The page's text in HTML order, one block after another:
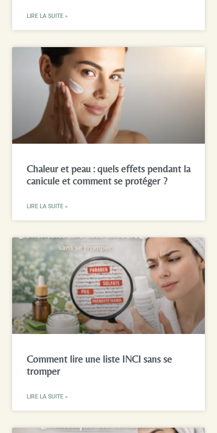
LIRE LA SUITE »
Chaleur et peau : quels effets pendant la
canicule et comment se protéger ?
LIRE LA SUITE »
Comment lire une liste INCI sans se
tromper
LIRE LA SUITE »